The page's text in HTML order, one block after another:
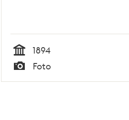
Tid
1894
Typ
Foto